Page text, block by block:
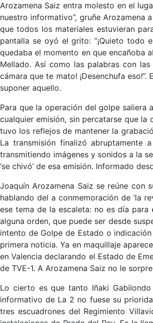
Arozamena Saiz entra molesto en el
nuestro informativo”, gruñe Arozamena
que todos los materiales estuvieran
pantalla se oyó el grito: “¡Quieto todo
quedaba el momento en que encañoba
Mellado. Así como las palabras con
cámara que te mato! ¡Desenchufa
suponer aquello.
Para que la operación del golpe saliera
cualquier emisión, sin percatarse que la
tuvo los reflejos de mantener la
La transmisión finalizó
transmitiendo imágenes y sonidos a la
‘se chivó’ de esa emisión. Informado
Joaquín Arozamena Saiz se reúne con
hablando del a conmemoración de ‘la
ese tema de la escaleta: no es día
alguna orden, que puede ser desde
intento de Golpe de Estado o
primera noticia. Ya en maquillaje
en Valencia declarando el Estado de
de TVE-1. A Arozamena Saiz no le
Lo cierto es que tanto Iñaki
informativo de La 2 no fuese su
tres escuadrones del Regimiento